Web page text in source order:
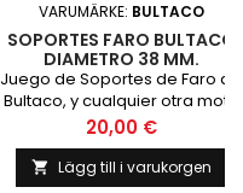
VARUMÄRKE: BULTACO
SOPORTES FARO BULTACO
DIAMETRO 38 MM.
Juego de Soportes de Faro de
Bultaco, y cualquier otra moto
con barras de horquilla de
diametro 38 mm.
Pris
20,00 €
 Lägg till i varukorgen